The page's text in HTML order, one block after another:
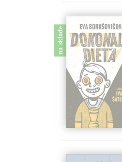
na sklade